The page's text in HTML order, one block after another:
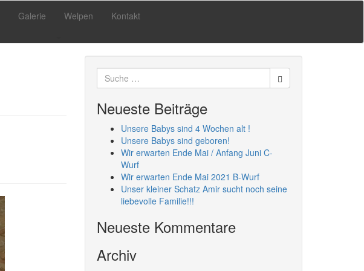
Galerie Welpen Kontakt
Suche
nach:
Neueste Beiträge
Unsere Babys sind 4 Wochen alt !
Unsere Babys sind geboren!
Wir erwarten Ende Mai / Anfang Juni C-
Wurf
Wir erwarten Ende Mai 2021 B-Wurf
Unser kleiner Schatz Amir sucht noch seine
liebevolle Familie!!!
Neueste Kommentare
Archiv